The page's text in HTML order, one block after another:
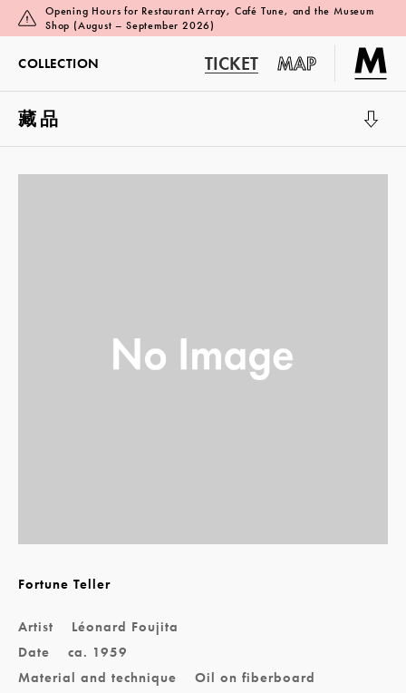
Opening Hours for Restaurant Array, Café Tune, and the Museum
Shop (August – September 2026)
COLLECTION TICKET MAP
藏品
Fortune Teller
Artist
Léonard Foujita
Date
ca. 1959
Material and technique
Oil on fiberboard